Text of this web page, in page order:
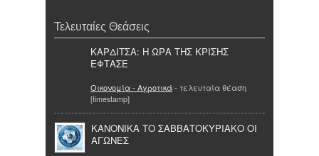
Τελευταίες Θεάσεις
ΚΑΡΔΙΤΣΑ: Η ΩΡΑ ΤΗΣ ΚΡΙΣΗΣ
ΕΦΤΑΣΕ
Οικονομία - Αγροτικά- τελευταία θέαση
[timestamp]
ΚΑΝΟΝΙΚΑ ΤΟ ΣΑΒΒΑΤΟΚΥΡΙΑΚΟ ΟΙ
ΑΓΩΝΕΣ